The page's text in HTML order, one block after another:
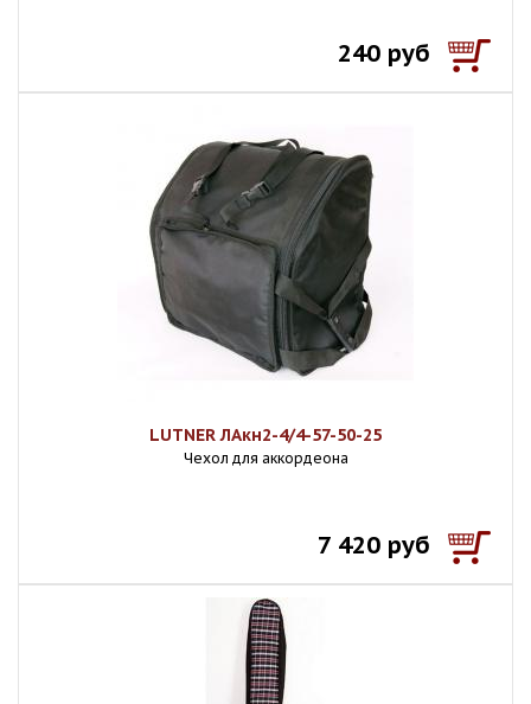
240 руб
LUTNER ЛАкн2-4/4-57-50-25
Чехол для аккордеона
7 420 руб